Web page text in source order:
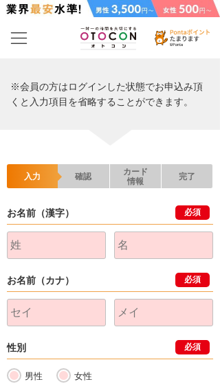
※会員の方はログインした状態でお申込み頂
くと入力項目を省略することができます。
入力 確認
カード
情報
完了
お名前（漢字） 必須
お名前（カナ） 必須
性別 必須
男性 女性